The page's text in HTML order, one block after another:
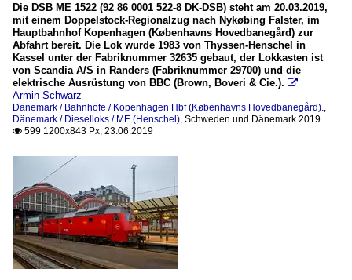
Die DSB ME 1522 (92 86 0001 522-8 DK-DSB) steht am 20.03.2019,
mit einem Doppelstock-Regionalzug nach Nykøbing Falster, im
Hauptbahnhof Kopenhagen (Københavns Hovedbanegård) zur
Abfahrt bereit. Die Lok wurde 1983 von Thyssen-Henschel in
Kassel unter der Fabriknummer 32635 gebaut, der Lokkasten ist
von Scandia A/S in Randers (Fabriknummer 29700) und die
elektrische Ausrüstung von BBC (Brown, Boveri & Cie.). 
Armin Schwarz
Dänemark / Bahnhöfe / Kopenhagen Hbf (Københavns Hovedbanegård).,
Dänemark / Dieselloks / ME (Henschel), Schweden und Dänemark 2019
 599 1200x843 Px, 23.06.2019